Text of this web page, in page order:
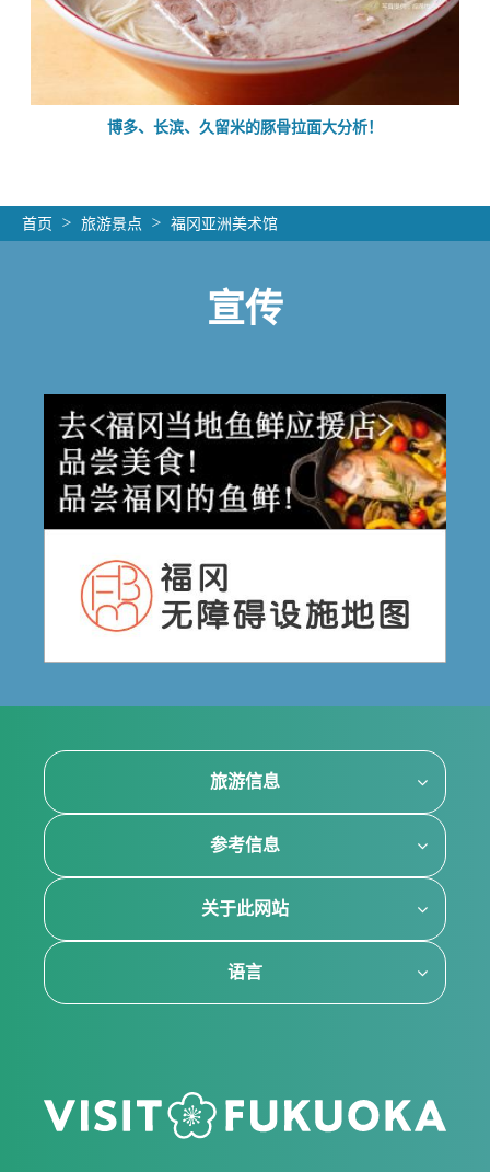
博多、长滨、久留米的豚骨拉面大分析！
首页 旅游景点 福冈亚洲美术馆
宣传
旅游信息
参考信息
关于此网站
语言